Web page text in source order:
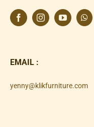
EMAIL :
yenny@klikfurniture.com